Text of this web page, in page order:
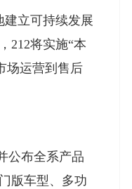
立可持续发展
212将实施“本
场运营到售后
公布全系产品
版车型、多功